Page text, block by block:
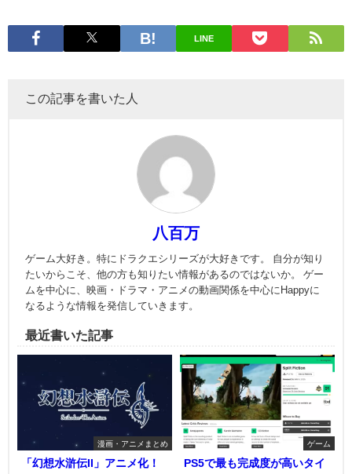
LINE
この記事を書いた人
八百万
ゲーム大好き。特にドラクエシリーズが大好きです。 自分が知り
たいからこそ、他の方も知りたい情報があるのではないか。 ゲー
ムを中心に、映画・ドラマ・アニメの動画関係を中心にHappyに
なるような情報を発信していきます。
最近書いた記事
漫画・アニメまとめ
「幻想水滸伝II」アニメ化！
ゲーム
PS5で最も完成度が高いタイ